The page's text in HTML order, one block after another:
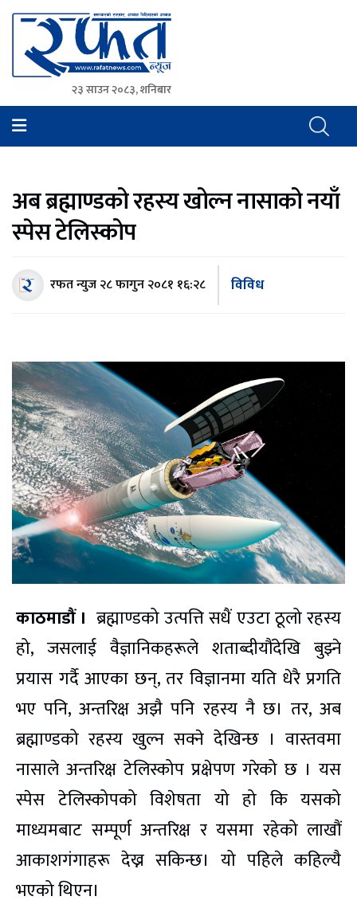
Rafat News
समाचारको रफ्तार, आवाज बिहिनहरुको आवाज
२३ साउन २०८३, शनिबार
अब ब्रह्माण्डको रहस्य खोल्न नासाको नयाँ
स्पेस टेलिस्कोप
रफत न्युज२८ फागुन २०८१ १६:२८ विविध
काठमाडौं । ब्रह्माण्डको उत्पत्ति सधैं एउटा ठूलो रहस्य
हो, जसलाई वैज्ञानिकहरूले शताब्दीयौंदेखि बुझ्ने
प्रयास गर्दै आएका छन्, तर विज्ञानमा यति धेरै प्रगति
भए पनि, अन्तरिक्ष अझै पनि रहस्य नै छ। तर, अब
ब्रह्माण्डको रहस्य खुल्न सक्ने देखिन्छ । वास्तवमा
नासाले अन्तरिक्ष टेलिस्कोप प्रक्षेपण गरेको छ । यस
स्पेस टेलिस्कोपको विशेषता यो हो कि यसको
माध्यमबाट सम्पूर्ण अन्तरिक्ष र यसमा रहेको लाखौं
आकाशगंगाहरू देख्न सकिन्छ। यो पहिले कहिल्यै
भएको थिएन।